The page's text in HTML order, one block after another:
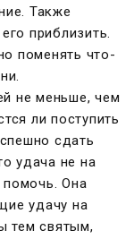
Также
приблизить.
поменять что-
не меньше, чем
ли поступить
сдать
удача не на
помочь. Она
удачу на
тем святым,